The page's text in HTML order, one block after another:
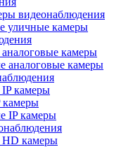
видеонаблюдения
уличные камеры
камеры
аналоговые камеры
камеры
камеры
IP камеры
камеры